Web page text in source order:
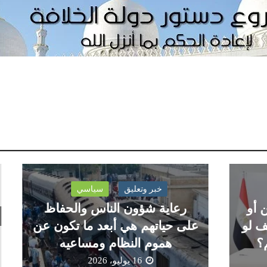
أو
لو
خبر وتعليق سياسي
رعاية شؤون الناس والحفاظ
على حياتهم هي أبعد ما تكون عن
هموم النظام ومساعيه
16 يوليو، 2026